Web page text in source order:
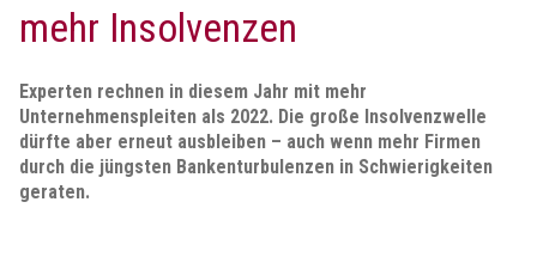
mehr Insolvenzen
Experten rechnen in diesem Jahr mit mehr
Unternehmenspleiten als 2022. Die große Insolvenzwelle
dürfte aber erneut ausbleiben – auch wenn mehr Firmen
durch die jüngsten Bankenturbulenzen in Schwierigkeiten
geraten.